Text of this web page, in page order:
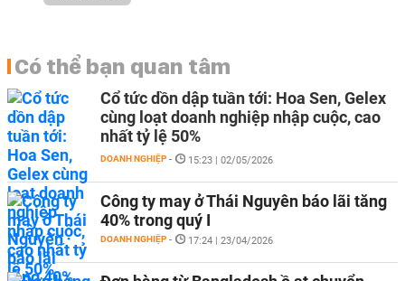
Có thể bạn quan tâm
Cổ tức dồn dập tuần tới: Hoa Sen, Gelex
cùng loạt doanh nghiệp nhập cuộc, cao
nhất tỷ lệ 50%
DOANH NGHIỆP - 15:23 | 02/05/2026
Công ty may ở Thái Nguyên báo lãi tăng
40% trong quý I
DOANH NGHIỆP - 17:24 | 23/04/2026